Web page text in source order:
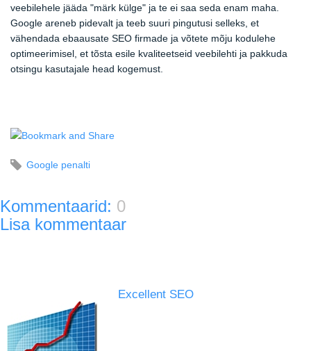
veebilehele jääda "märk külge" ja te ei saa seda enam maha.
Google areneb pidevalt ja teeb suuri pingutusi selleks, et
vähendada ebaausate SEO firmade ja võtete mõju kodulehe
optimeerimisel, et tõsta esile kvaliteetseid veebilehti ja pakkuda
otsingu kasutajale head kogemust.
Google penalti
Kommentaarid: 0
Lisa kommentaar
Excellent SEO